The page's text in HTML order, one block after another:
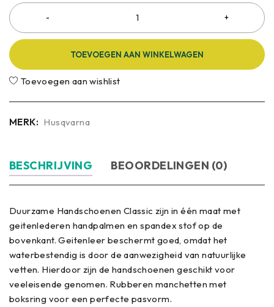
TOEVOEGEN AAN WINKELWAGEN
Toevoegen aan wishlist
MERK: Husqvarna
BESCHRIJVING BEOORDELINGEN (0)
Duurzame Handschoenen Classic zijn in één maat met
geitenlederen handpalmen en spandex stof op de
bovenkant.Geitenleer beschermt goed, omdat het
waterbestendig is door de aanwezigheid van natuurlijke
vetten. Hierdoor zijn de handschoenen geschikt voor
veeleisende genomen. Rubberen manchetten met
boksring voor een perfecte pasvorm.